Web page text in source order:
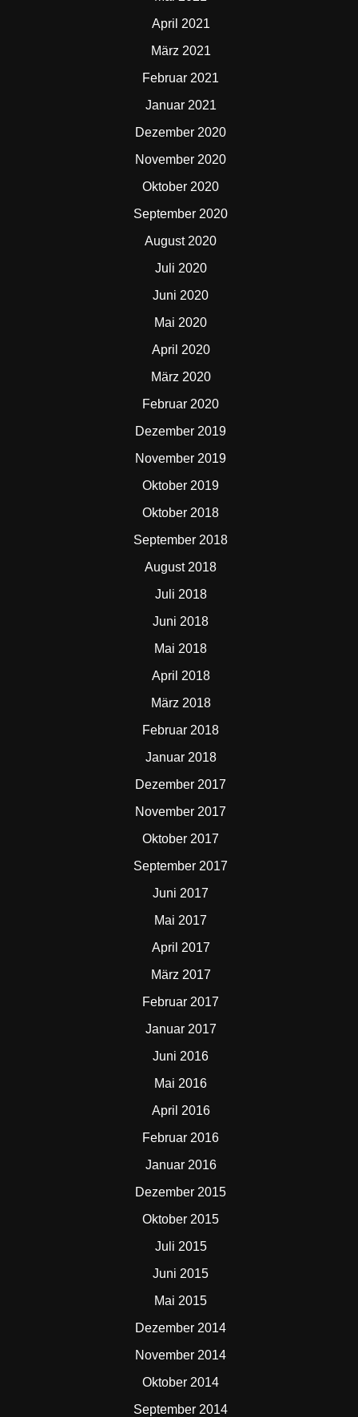
April 2021
März 2021
Februar 2021
Januar 2021
Dezember 2020
November 2020
Oktober 2020
September 2020
August 2020
Juli 2020
Juni 2020
Mai 2020
April 2020
März 2020
Februar 2020
Dezember 2019
November 2019
Oktober 2019
Oktober 2018
September 2018
August 2018
Juli 2018
Juni 2018
Mai 2018
April 2018
März 2018
Februar 2018
Januar 2018
Dezember 2017
November 2017
Oktober 2017
September 2017
Juni 2017
Mai 2017
April 2017
März 2017
Februar 2017
Januar 2017
Juni 2016
Mai 2016
April 2016
Februar 2016
Januar 2016
Dezember 2015
Oktober 2015
Juli 2015
Juni 2015
Mai 2015
Dezember 2014
November 2014
Oktober 2014
September 2014